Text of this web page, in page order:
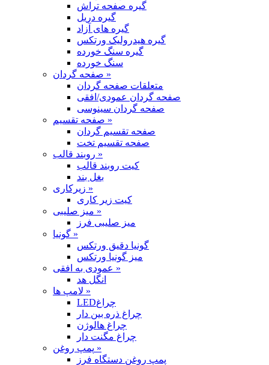
گیره صفحه تراش
گیره دریل
گیره های آزاد
گیره هیدرولیک ورتکس
گیره سنگ خورده
سنگ خورده
صفحه گردان »
متعلقات صفحه گردان
صفحه گردان عمودی/افقی
صفحه گردان سینوسی
صفحه تقسیم »
صفحه تقسیم گردان
صفحه تقسیم تخت
روبند قالب »
کیت روبند قالب
بغل بند
زیرکاری »
کیت زیر کاری
میز صلیبی »
میز صلیبی فرز
گونیا »
گونیا دقیق ورتکس
میز گونیا ورتکس
عمودی به افقی »
انگل هد
لامپ ها »
LEDچراغ
چراغ ذره بین دار
چراغ هالوژن
چراغ مگنت دار
پمپ روغن »
پمپ روغن دستگاه فرز